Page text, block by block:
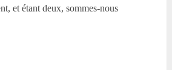
et étant deux, sommes-nous